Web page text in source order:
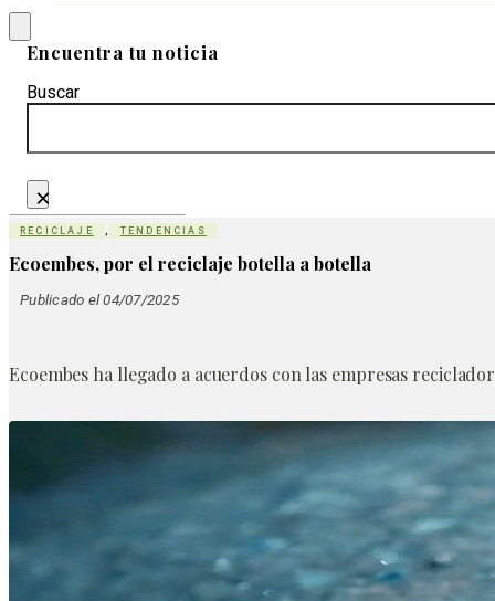
Encuentra tu noticia
Buscar
×
RECICLAJE , TENDENCIAS
Ecoembes, por el reciclaje botella a botella
Publicado el 04/07/2025
Ecoembes ha llegado a acuerdos con las empresas